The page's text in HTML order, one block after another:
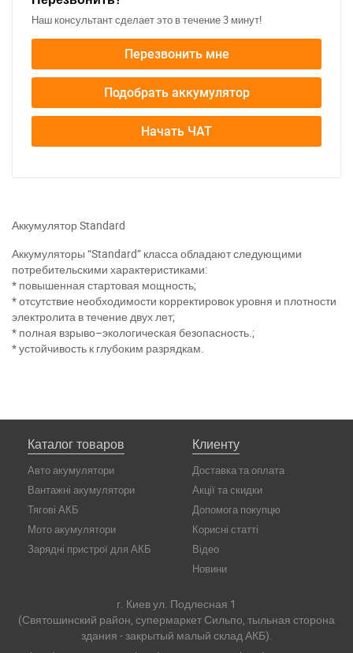
Наш консультант сделает это в течение 3 минут!
Перезвонить мне
Подобрать аккумулятор
Начать ЧАТ
Аккумулятор Standard
Аккумуляторы “Standard” класса обладают следующими
потребительскими характеристиками:
* повышенная стартовая мощность;
* отсутствие необходимости корректировок уровня и плотности
электролита в течение двух лет;
* полная взрыво–экологическая безопасность.;
* устойчивость к глубоким разрядкам.
Каталог товаров
Авто акумулятори
Вантажні акумулятори
Тягові АКБ
Мото акумулятори
Зарядні пристрої для АКБ
Клиенту
Доставка та оплата
Акції та скидки
Допомога покупцю
Корисні статті
Відео
Новини
г. Киев ул. Подлесная 1
(Святошинский район, супермаркет Сильпо, тыльная сторона
здания - закрытый малый склад АКБ).